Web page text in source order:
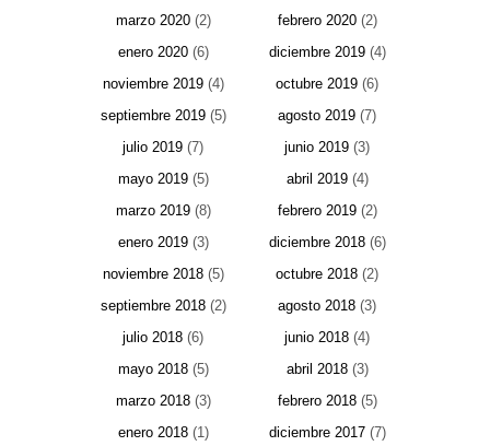
marzo 2020(2) febrero 2020(2)
enero 2020(6) diciembre 2019(4)
noviembre 2019(4) octubre 2019 (6)
septiembre 2019(5) agosto 2019 (7)
julio 2019 (7) junio 2019 (3)
mayo 2019(5) abril 2019(4)
marzo 2019(8) febrero 2019(2)
enero 2019(3) diciembre 2018(6)
noviembre 2018(5) octubre 2018 (2)
septiembre 2018(2) agosto 2018 (3)
julio 2018 (6) junio 2018 (4)
mayo 2018(5) abril 2018(3)
marzo 2018(3) febrero 2018(5)
enero 2018(1) diciembre 2017(7)